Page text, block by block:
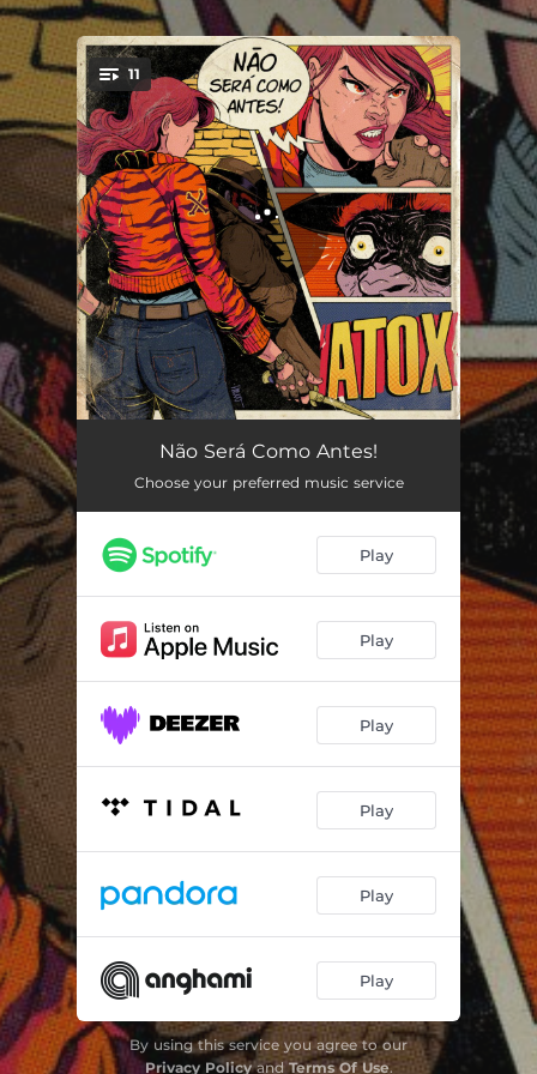
You're all set!
11
Mad Max
Tempos Difíceis 02:39
Capitão Gancho 02:29
De Onde Eu Venho 02:49
Blanka 01:58
Os Punks Se Divertem
Nunca É Tarde para Enlouquecer 01:56
01:48
Quem Dorme É o Leão (Faixa Bônus) 00:57
Não Será Como Antes!
Choose your preferred music service
Play
Play
Play
Play
Play
Play
By using this service you agree to our
Privacy PolicyandTerms Of Use.
.